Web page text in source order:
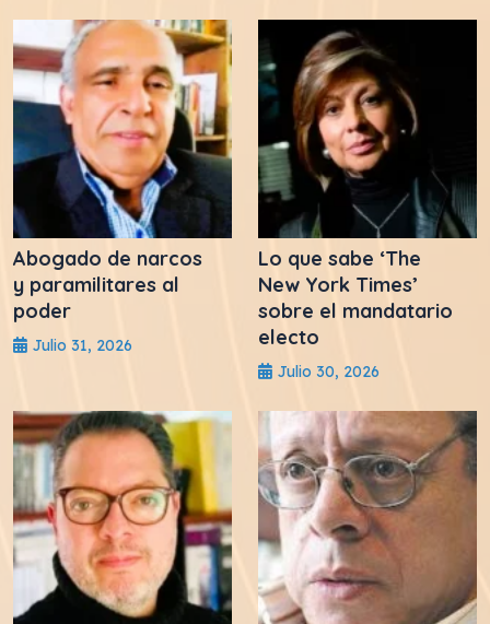
Abogado de narcos
y paramilitares al
poder
Julio 31, 2026
Lo que sabe ‘The
New York Times’
sobre el mandatario
electo
Julio 30, 2026